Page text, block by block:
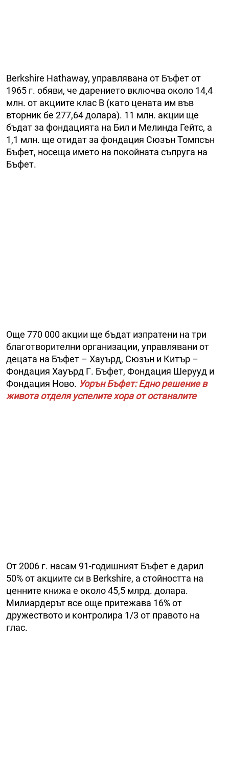
Berkshire Hathaway, управлявана от Бъфет от
1965 г. обяви, че дарението включва около 14,4
млн. от акциите клас В (като цената им във
вторник бе 277,64 долара). 11 млн. акции ще
бъдат за фондацията на Бил и Мелинда Гейтс, а
1,1 млн. ще отидат за фондация Сюзън Томпсън
Бъфет, носеща името на покойната съпруга на
Бъфeт.
Още 770 000 акции ще бъдат изпратени на три
благотворителни организации, управлявани от
децата на Бъфет – Хауърд, Сюзън и Китър –
Фондация Хауърд Г. Бъфет, Фондация Шерууд и
Фондация Ново. Уорън Бъфет: Едно решение в
живота отделя успелите хора от останалите
От 2006 г. насам 91-годишният Бъфет е дарил
50% от акциите си в Berkshire, а стойността на
ценните книжа е около 45,5 млрд. долара.
Милиардерът все още притежава 16% от
дружеството и контролира 1/3 от правото на
глас.